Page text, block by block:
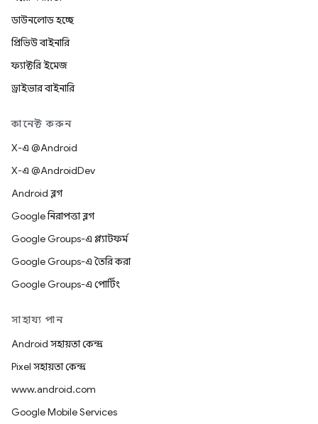
ডাউনলোড হচ্ছে
প্রিভিউ বাইনারি
ফ্যাক্টরি ইমেজ
ড্রাইভার বাইনারি
কানেক্ট করুন
X-এ @Android
X-এ @AndroidDev
Android ব্লগ
Google নিরাপত্তা ব্লগ
Google Groups-এ প্ল্যাটফর্ম
Google Groups-এ তৈরি করা
Google Groups-এ পোর্টিং
সাহায্য পান
Android সহায়তা কেন্দ্র
Pixel সহায়তা কেন্দ্র
www.android.com
Google Mobile Services